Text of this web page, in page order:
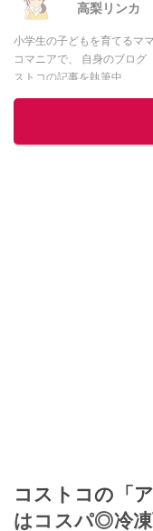
高梨リンカ
小学生の子どもを育てるマ
コマニアで、 自身のブログ
ストコの記事を執筆中。
コストコの「
はコスパ◎冷凍